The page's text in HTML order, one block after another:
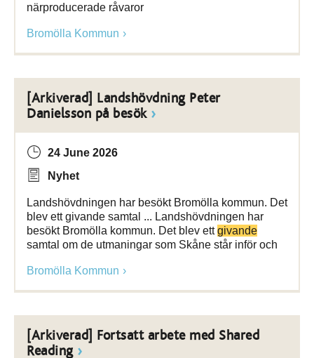
närproducerade råvaror
Bromölla Kommun
[Arkiverad] Landshövdning Peter
Danielsson på besök
24 June 2026
Nyhet
Landshövdningen har besökt Bromölla kommun. Det
blev ett givande samtal ... Landshövdningen har
besökt Bromölla kommun. Det blev ettgivande
samtal om de utmaningar som Skåne står inför och
Bromölla Kommun
[Arkiverad] Fortsatt arbete med Shared
Reading